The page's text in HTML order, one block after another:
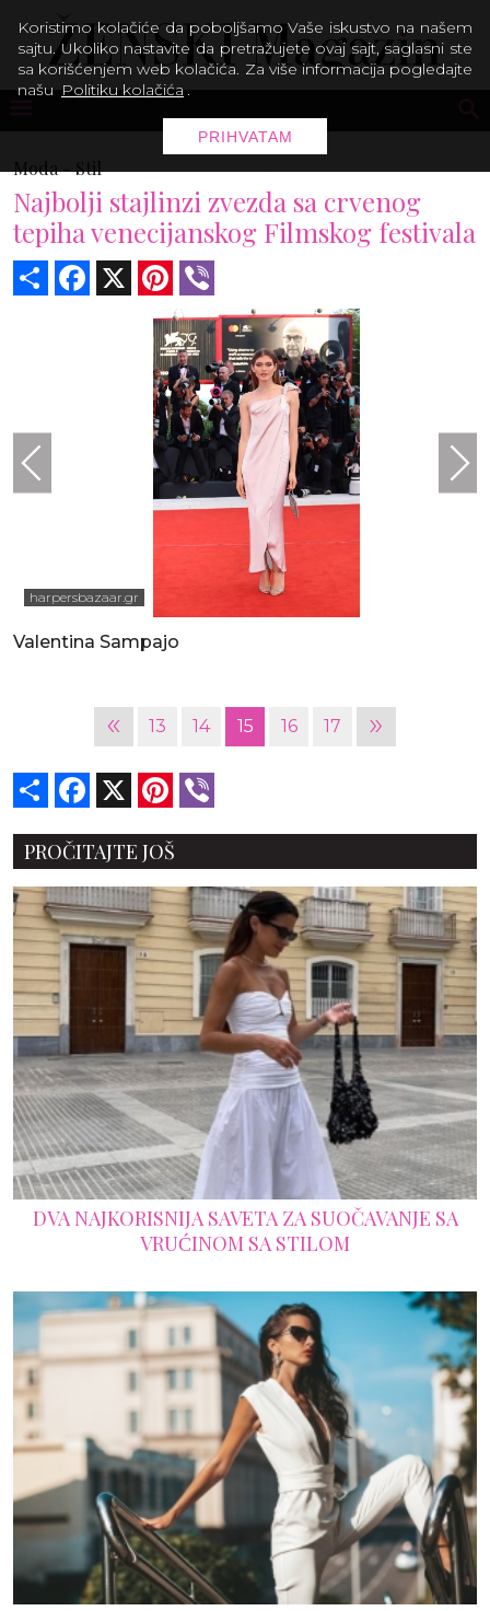
Moda -Stil
Najbolji stajlinzi zvezda sa crvenog
tepiha venecijanskog Filmskog festivala
Share Facebook Pinterest
harpersbazaar.gr
Valentina Sampajo
« 13 14 15 16 17 »
Share Facebook Pinterest
PROČITAJTE JOŠ
DVA NAJKORISNIJA SAVETA ZA SUOČAVANJE SA
VRUĆINOM SA STILOM
Koristimo kolačiće da poboljšamo Vaše iskustvo na našem
sajtu. Ukoliko nastavite da pretražujete ovaj sajt, saglasni ste
sa korišćenjem web kolačića. Za više informacija pogledajte
našu Politiku kolačića .
PRIHVATAM